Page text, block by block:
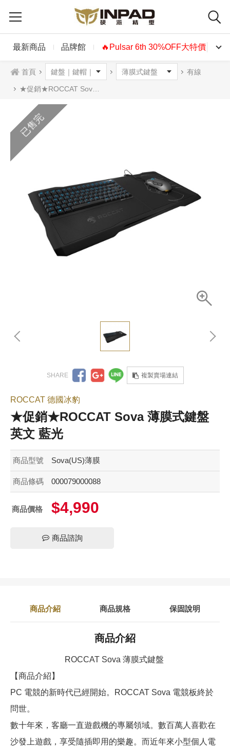
最新商品 品牌館 🔥Pulsar 6th 30%OFF大特價🔥
首頁 有線
★促銷★ROCCAT Sova 薄膜式鍵盤 英文 藍光
已售完
複製賣場連結
ROCCAT 德國冰豹
★促銷★ROCCAT Sova 薄膜式鍵盤
英文 藍光
商品型號 Sova(US)薄膜
商品條碼 000079000088
商品價格 $4,990
商品諮詢
商品介紹 商品規格 保固說明
商品介紹
ROCCAT Sova 薄膜式鍵盤
【商品介紹】
PC 電競的新時代已經開始。ROCCAT Sova 電競板終於
問世。
數十年來，客廳一直遊戲機的專屬領域。數百萬人喜歡在
沙發上遊戲，享受隨插即用的樂趣。而近年來小型個人電